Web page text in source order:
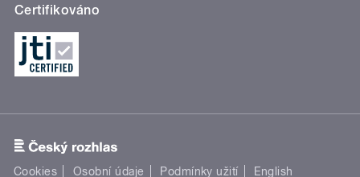
Certifikováno
Cookies Osobní údaje Podmínky užití English